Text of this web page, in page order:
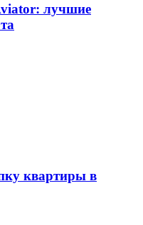
лучшие
квартиры в